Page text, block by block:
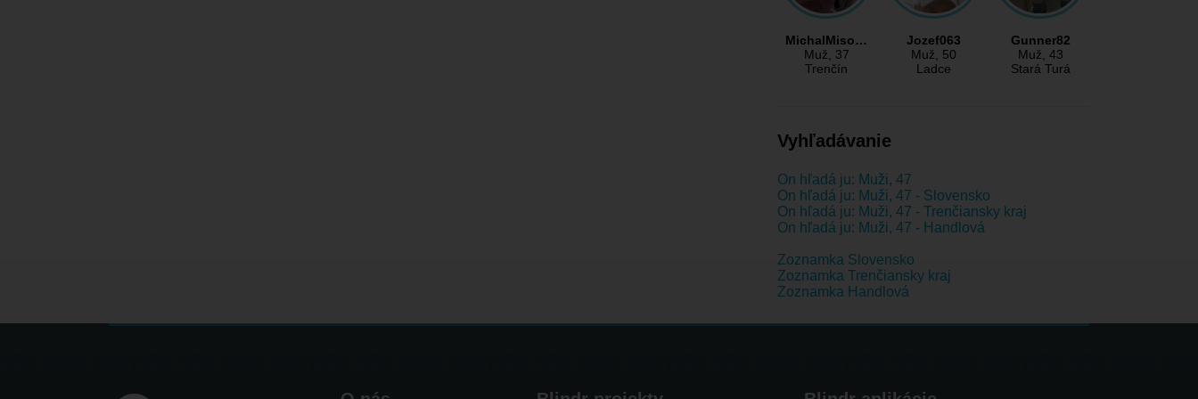
MichalMiso…
Muž, 37
Trenčín
Jozef063
Muž, 50
Ladce
Gunner82
Muž, 43
Stará Turá
Vyhľadávanie
On hľadá ju: Muži, 47
On hľadá ju: Muži, 47 - Slovensko
On hľadá ju: Muži, 47 - Trenčiansky kraj
On hľadá ju: Muži, 47 - Handlová
Zoznamka Slovensko
Zoznamka Trenčiansky kraj
Zoznamka Handlová